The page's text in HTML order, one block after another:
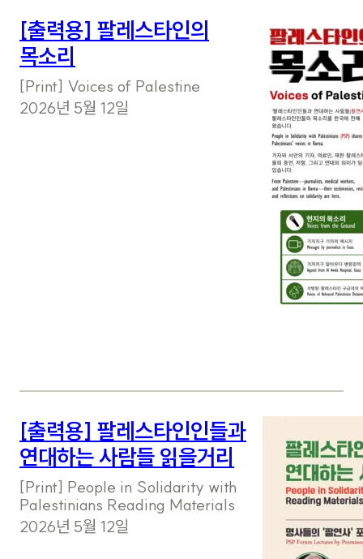
[출력용] 팔레스타인의
목소리
[Print] Voices of Palestine
2026년 5월 12일
[출력용] 팔레스타인인들과
연대하는 사람들 읽을거리
[Print] People in Solidarity with
Palestinians Reading Materials
2026년 5월 12일